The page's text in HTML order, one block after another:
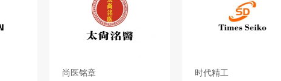
尚医铭章 时代精工